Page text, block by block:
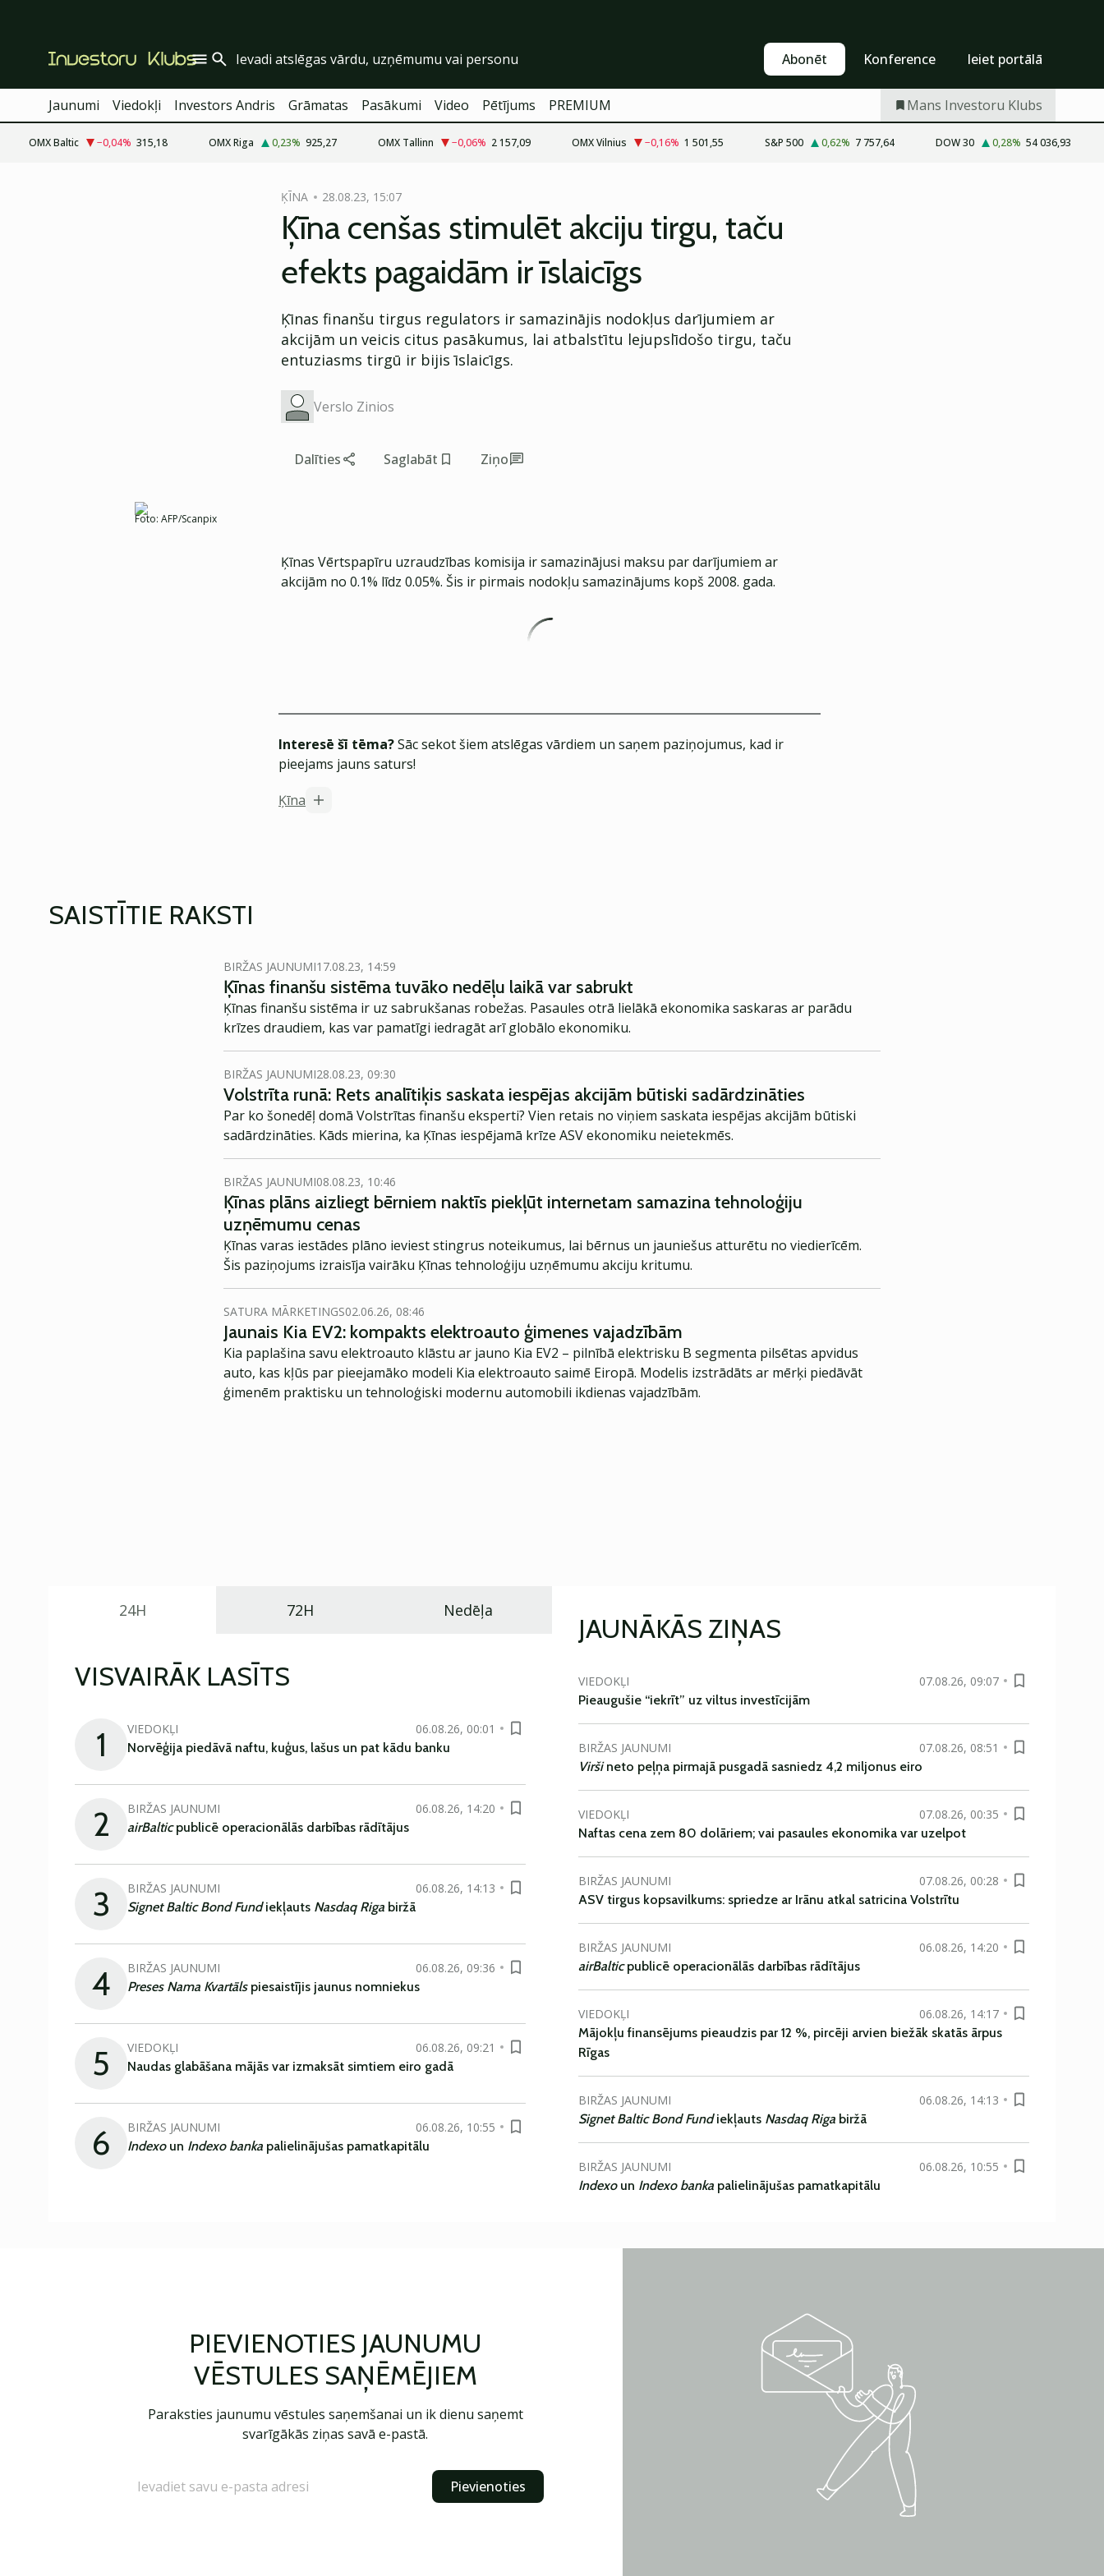
Abonēt Konference Ieiet portālā
Jaunumi Viedokļi Investors Andris Grāmatas Pasākumi Video Pētījums PREMIUM Mans Investoru Klubs
OMX Baltic −0,04% 315,18 OMX Riga 0,23% 925,27 OMX Tallinn −0,06% 2 157,09 OMX Vilnius −0,16% 1 501,55 S&P 500 0,62% 7 757,64 DOW 30 0,28% 54 036,93
ĶĪNA 28.08.23, 15:07
Ķīna cenšas stimulēt akciju tirgu, taču
efekts pagaidām ir īslaicīgs
Ķīnas finanšu tirgus regulators ir samazinājis nodokļus darījumiem ar
akcijām un veicis citus pasākumus, lai atbalstītu lejupslīdošo tirgu, taču
entuziasms tirgū ir bijis īslaicīgs.
Verslo Zinios
Dalīties Saglabāt Ziņo
Foto: AFP/Scanpix
Ķīnas Vērtspapīru uzraudzības komisija ir samazinājusi maksu par darījumiem ar
akcijām no 0.1% līdz 0.05%. Šis ir pirmais nodokļu samazinājums kopš 2008. gada.
Interesē šī tēma?Sāc sekot šiem atslēgas vārdiem un saņem paziņojumus, kad ir
pieejams jauns saturs!
Ķīna
SAISTĪTIE RAKSTI
BIRŽAS JAUNUMI17.08.23, 14:59
Ķīnas finanšu sistēma tuvāko nedēļu laikā var sabrukt
Ķīnas finanšu sistēma ir uz sabrukšanas robežas. Pasaules otrā lielākā ekonomika saskaras ar parādu
krīzes draudiem, kas var pamatīgi iedragāt arī globālo ekonomiku.
BIRŽAS JAUNUMI28.08.23, 09:30
Volstrīta runā: Rets analītiķis saskata iespējas akcijām būtiski sadārdzināties
Par ko šonedēļ domā Volstrītas finanšu eksperti? Vien retais no viņiem saskata iespējas akcijām būtiski
sadārdzināties. Kāds mierina, ka Ķīnas iespējamā krīze ASV ekonomiku neietekmēs.
BIRŽAS JAUNUMI08.08.23, 10:46
Ķīnas plāns aizliegt bērniem naktīs piekļūt internetam samazina tehnoloģiju
uzņēmumu cenas
Ķīnas varas iestādes plāno ieviest stingrus noteikumus, lai bērnus un jauniešus atturētu no viedierīcēm.
Šis paziņojums izraisīja vairāku Ķīnas tehnoloģiju uzņēmumu akciju kritumu.
SATURA MĀRKETINGS02.06.26, 08:46
Jaunais Kia EV2: kompakts elektroauto ģimenes vajadzībām
Kia paplašina savu elektroauto klāstu ar jauno Kia EV2 – pilnībā elektrisku B segmenta pilsētas apvidus
auto, kas kļūs par pieejamāko modeli Kia elektroauto saimē Eiropā. Modelis izstrādāts ar mērķi piedāvāt
ģimenēm praktisku un tehnoloģiski modernu automobili ikdienas vajadzībām.
24H 72H Nedēļa
VISVAIRĀK LASĪTS
1 VIEDOKĻI
06.08.26, 00:01
Norvēģija piedāvā naftu, kuģus, lašus un pat kādu banku
2 BIRŽAS JAUNUMI
06.08.26, 14:20
airBalticpublicē operacionālās darbības rādītājus
3 BIRŽAS JAUNUMI
06.08.26, 14:13
Signet Baltic Bond Fundiekļauts Nasdaq Riga biržā
4 BIRŽAS JAUNUMI
06.08.26, 09:36
Preses Nama Kvartāls piesaistījis jaunus nomniekus
5 VIEDOKĻI
06.08.26, 09:21
Naudas glabāšana mājās var izmaksāt simtiem eiro gadā
6 BIRŽAS JAUNUMI
06.08.26, 10:55
Indexoun Indexo banka palielinājušas pamatkapitālu
JAUNĀKĀS ZIŅAS
VIEDOKĻI
07.08.26, 09:07
Pieaugušie “iekrīt” uz viltus investīcijām
BIRŽAS JAUNUMI
07.08.26, 08:51
Viršineto peļņa pirmajā pusgadā sasniedz 4,2 miljonus eiro
VIEDOKĻI
07.08.26, 00:35
Naftas cena zem 80 dolāriem; vai pasaules ekonomika var uzelpot
BIRŽAS JAUNUMI
07.08.26, 00:28
ASV tirgus kopsavilkums: spriedze ar Irānu atkal satricina Volstrītu
BIRŽAS JAUNUMI
06.08.26, 14:20
airBalticpublicē operacionālās darbības rādītājus
VIEDOKĻI
06.08.26, 14:17
Mājokļu finansējums pieaudzis par 12 %, pircēji arvien biežāk skatās ārpus
Rīgas
BIRŽAS JAUNUMI
06.08.26, 14:13
Signet Baltic Bond Fundiekļauts Nasdaq Riga biržā
BIRŽAS JAUNUMI
06.08.26, 10:55
Indexoun Indexo banka palielinājušas pamatkapitālu
PIEVIENOTIES JAUNUMU
VĒSTULES SAŅĒMĒJIEM
Paraksties jaunumu vēstules saņemšanai un ik dienu saņemt
svarīgākās ziņas savā e-pastā.
Pievienoties